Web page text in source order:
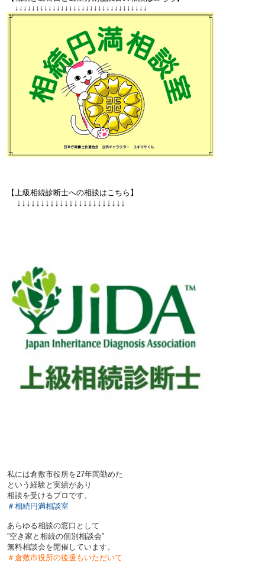
↓↓↓ ↓↓↓ ↓↓↓ ↓↓↓ ↓↓↓ ↓↓↓ ↓↓↓ ↓↓↓ ↓↓↓ ↓↓↓ ↓↓
【上級相続診断士への相談はこちら】
↓↓↓ ↓↓↓ ↓↓↓ ↓↓↓ ↓↓↓ ↓↓↓ ↓↓↓ ↓↓
私には倉敷市役所を27年間勤めた
という経験と実績があり
相談を受けるプロです。
＃相続円満相談室
あらゆる相談の窓口として
”空き家と相続の個別相談会”
無料相談会を開催しています。
＃倉敷市役所の後援もいただいて